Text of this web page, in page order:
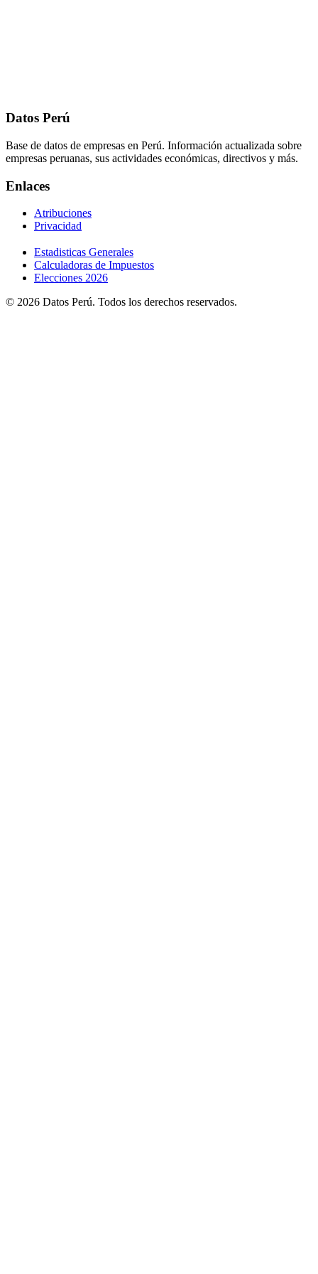
Datos Perú
Base de datos de empresas en Perú. Información actualizada sobre
empresas peruanas, sus actividades económicas, directivos y más.
Enlaces
Atribuciones
Privacidad
Estadisticas Generales
Calculadoras de Impuestos
Elecciones 2026
© 2026 Datos Perú. Todos los derechos reservados.